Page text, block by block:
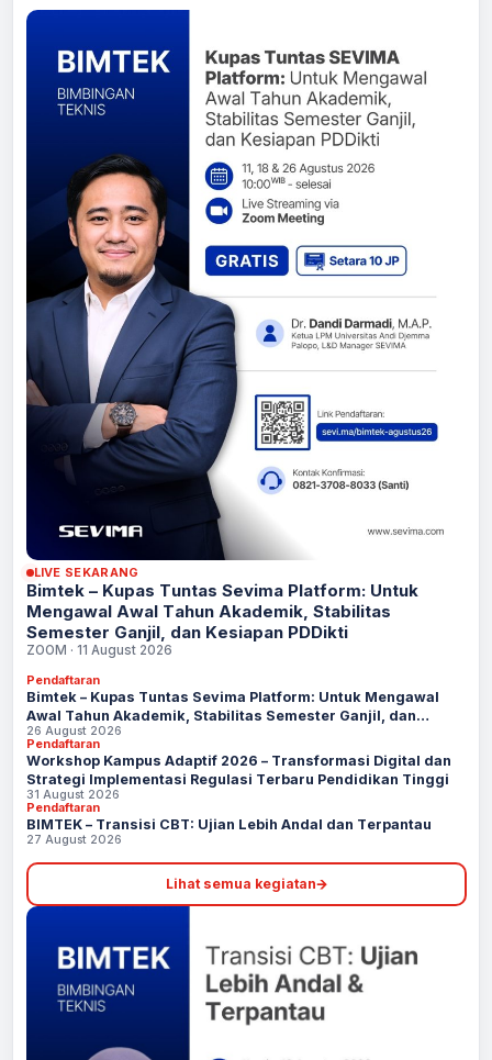
LIVE SEKARANG
Bimtek – Kupas Tuntas Sevima Platform: Untuk
Mengawal Awal Tahun Akademik, Stabilitas
Semester Ganjil, dan Kesiapan PDDikti
ZOOM · 11 August 2026
Pendaftaran
Bimtek – Kupas Tuntas Sevima Platform: Untuk Mengawal
Awal Tahun Akademik, Stabilitas Semester Ganjil, dan
Kesiapan PDDikti
26 August 2026
Pendaftaran
Workshop Kampus Adaptif 2026 – Transformasi Digital dan
Strategi Implementasi Regulasi Terbaru Pendidikan Tinggi
31 August 2026
Pendaftaran
BIMTEK – Transisi CBT: Ujian Lebih Andal dan Terpantau
27 August 2026
Lihat semua kegiatan→